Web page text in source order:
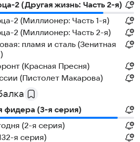
2 (Другая жизнь: Часть 2-я)
2 (Миллионер: Часть 1-я)
2 (Миллионер: Часть 2-я)
пламя и сталь (Зенитная
(Красная Пресня)
(Пистолет Макарова)
фидера (3-я серия)
(2-я серия)
я серия)